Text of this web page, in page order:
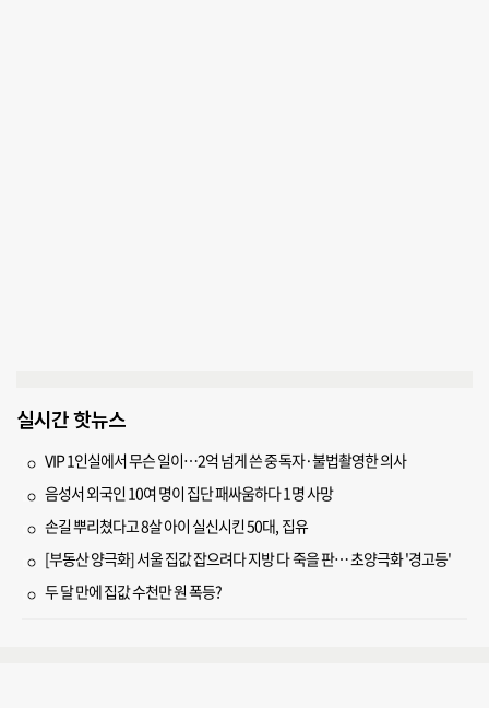
실시간 핫뉴스
VIP 1인실에서 무슨 일이…2억 넘게 쓴 중독자·불법촬영한 의사
음성서 외국인 10여 명이 집단 패싸움하다 1명 사망
손길 뿌리쳤다고 8살 아이 실신시킨 50대, 집유
[부동산 양극화] 서울 집값 잡으려다 지방 다 죽을 판… 초양극화 '경고등'
두 달 만에 집값 수천만 원 폭등?